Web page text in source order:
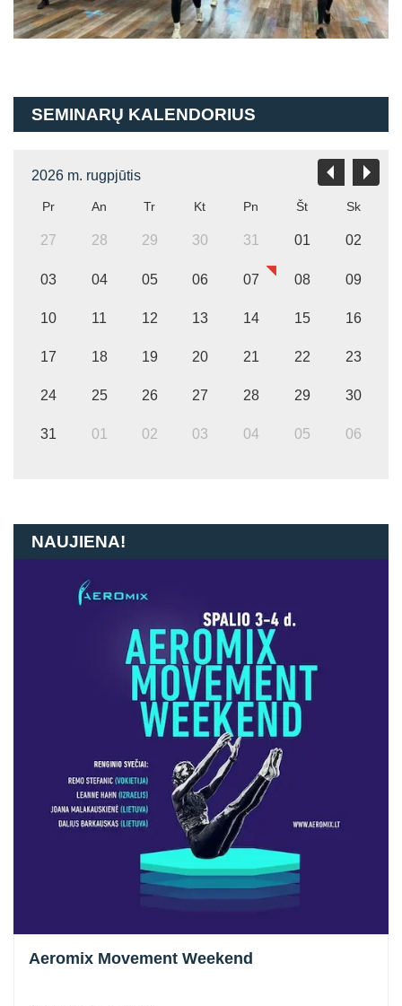
SEMINARŲ KALENDORIUS
2026 m. rugpjūtis
Pr An Tr Kt Pn Št Sk
27 28 29 30 31 01 02
03 04 05 06 07 08 09
10 11 12 13 14 15 16
17 18 19 20 21 22 23
24 25 26 27 28 29 30
31 01 02 03 04 05 06
NAUJIENA!
Aeromix Movement Weekend